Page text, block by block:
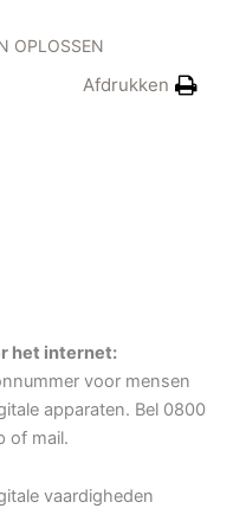
OPLOSSEN
Afdrukken
het internet:
voor mensen
apparaten. Bel 0800
of mail.
vaardigheden